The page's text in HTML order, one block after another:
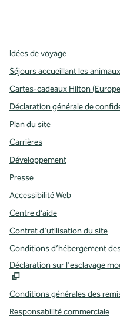
Idées de voyage
Séjours accueillant les
Cartes-cadeaux Hilton
Déclaration générale de
Plan du site
Carrières
Développement
Presse
Accessibilité Web
Centre d’aide
Contrat d'utilisation du site
Conditions d’hébergement
Déclaration sur l'esclavage
Conditions générales des
Responsabilité commerciale